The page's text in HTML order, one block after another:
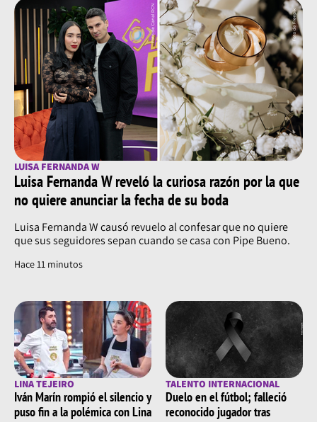
LUISA FERNANDA W
Luisa Fernanda W reveló la curiosa razón por la que
no quiere anunciar la fecha de su boda
Luisa Fernanda W causó revuelo al confesar que no quiere
que sus seguidores sepan cuando se casa con Pipe Bueno.
Hace 11 minutos
LINA TEJEIRO
Iván Marín rompió el silencio y
puso fin a la polémica con Lina
TALENTO INTERNACIONAL
Duelo en el fútbol; falleció
reconocido jugador tras